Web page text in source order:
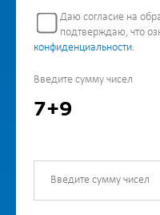
Даю согласие на
подтверждаю, что
конфиденциальности.
Введите сумму чисел
7+9